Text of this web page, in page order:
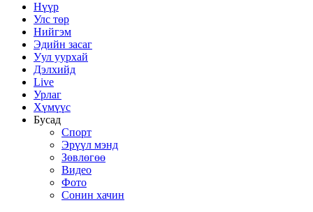
Нүүр
Улс төр
Нийгэм
Эдийн засаг
Уул уурхай
Дэлхийд
Live
Урлаг
Хүмүүс
Бусад
Спорт
Эрүүл мэнд
Зөвлөгөө
Видео
Фото
Сонин хачин